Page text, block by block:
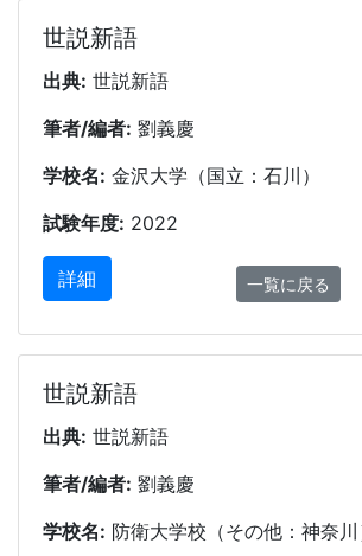
世説新語
出典: 世説新語
筆者/編者: 劉義慶
学校名: 金沢大学（国立：石川）
試験年度: 2022
詳細 一覧に戻る
世説新語
出典: 世説新語
筆者/編者: 劉義慶
学校名: 防衛大学校（その他：神奈川